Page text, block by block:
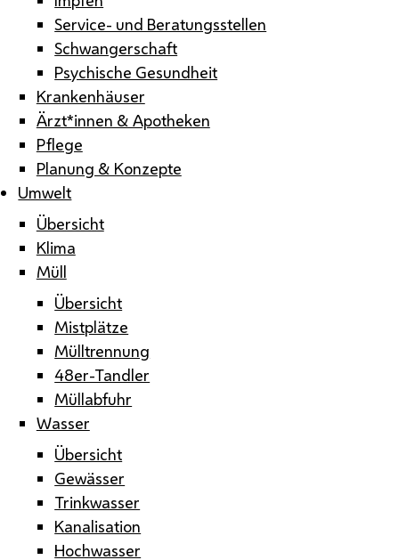
Service- und Beratungsstellen
Schwangerschaft
Psychische Gesundheit
Krankenhäuser
Ärzt*innen & Apotheken
Pflege
Planung & Konzepte
Umwelt
Übersicht
Klima
Müll
Übersicht
Mistplätze
Mülltrennung
48er-Tandler
Müllabfuhr
Wasser
Übersicht
Gewässer
Trinkwasser
Kanalisation
Hochwasser